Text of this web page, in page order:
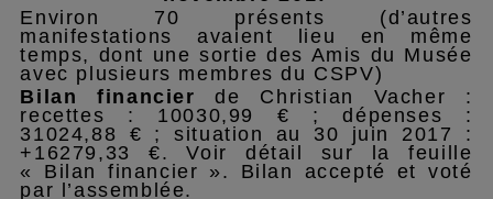
Environ 70 présents (d’autres
manifestations avaient lieu en même
temps, dont une sortie des Amis du Musée
avec plusieurs membres du CSPV)
Bilan financier de Christian Vacher :
recettes : 10030,99 € ; dépenses :
31024,88 € ; situation au 30 juin 2017 :
+16279,33 €. Voir détail sur la feuille
« Bilan financier ». Bilan accepté et voté
par l’assemblée.